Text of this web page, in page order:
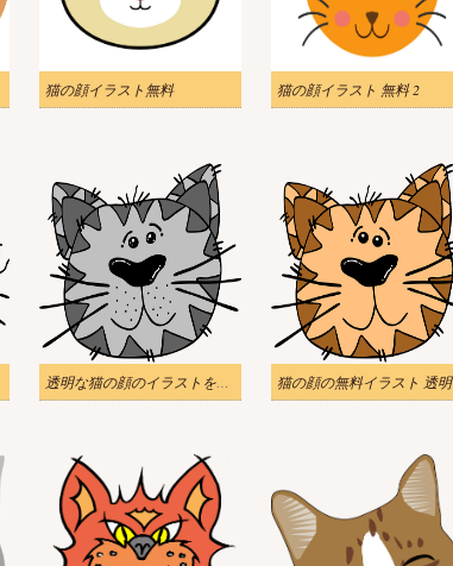
猫の顔イラスト無料 猫の顔イラスト 無料 2
透明な猫の顔のイラストをダウンロード 猫の顔の無料イラスト 透明